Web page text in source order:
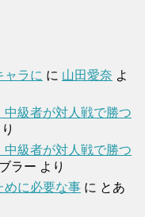
ャラに に 山田愛奈 よ
中級者が対人戦で勝つ
中級者が対人戦で勝つ
ラー より
めに必要な事 に とあ